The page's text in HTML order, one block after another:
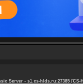
Server - s1.cs-hlds.ru:27385 [CS-